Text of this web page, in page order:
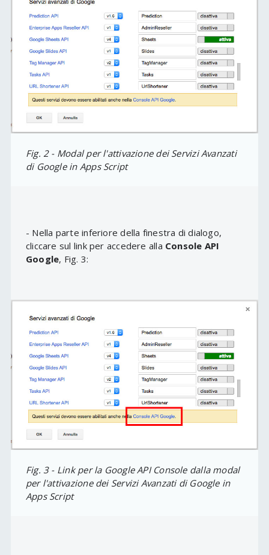
Fig. 2 - Modal per l'attivazione dei Servizi Avanzati
di Google in Apps Script
- Nella parte inferiore della finestra di dialogo,
cliccare sul link per accedere alla Console API
Google, Fig. 3:
Fig. 3 - Link per la Google API Console dalla modal
per l'attivazione dei Servizi Avanzati di Google in
Apps Script